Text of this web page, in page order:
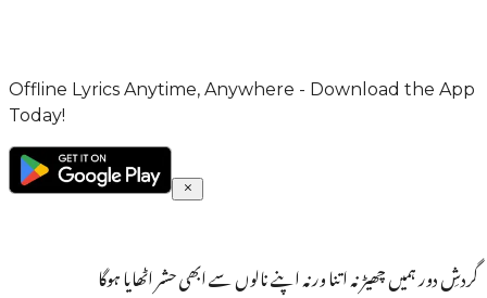
Offline Lyrics Anytime, Anywhere - Download the App
Today!
گردشِ دور ہمیں چھیڑ نہ اتنا ورنہ اپنے نالوں سے ابھی حشر اٹھایا ہوگا